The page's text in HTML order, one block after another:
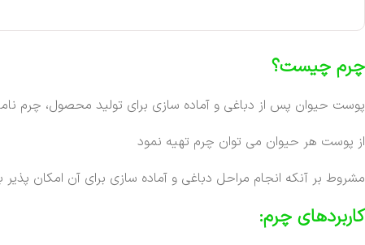
چرم چیست؟
پوست حیوان پس از دباغی و آماده سازی برای تولید محصول، چرم
از پوست هر حیوان می توان چرم تهیه نمود
مشروط بر آنکه انجام مراحل دباغی و آماده سازی برای آن امکان پذیر
کاربردهای چرم: